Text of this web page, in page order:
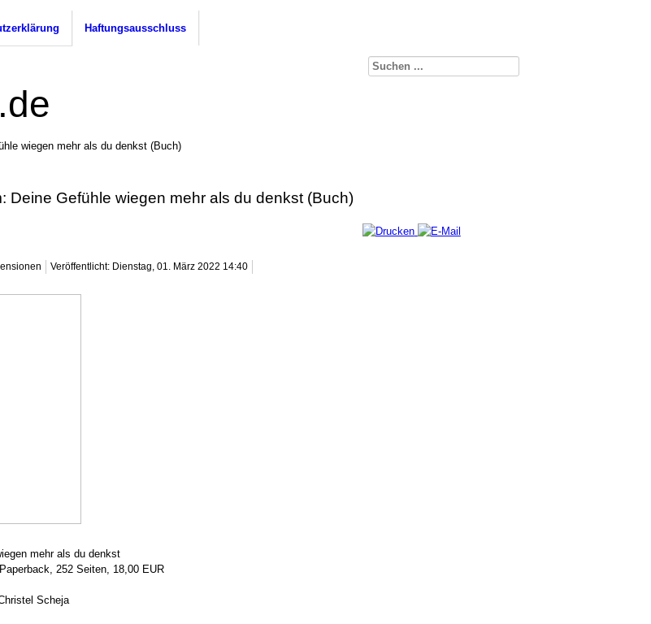
Haftungsausschluss
wiegen mehr als du denkst (Buch)
Deine Gefühle wiegen mehr als du denkst (Buch)
Veröffentlicht: Dienstag, 01. März 2022 14:40
mehr als du denkst
Paperback, 252 Seiten, 18,00 EUR
Scheja